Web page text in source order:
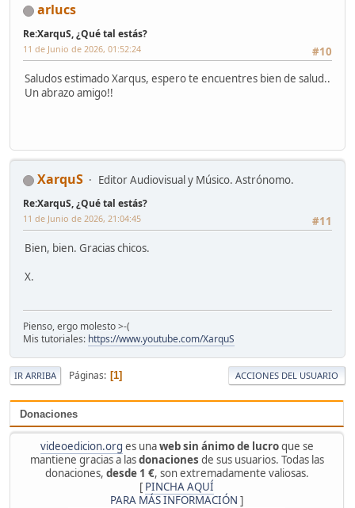
Donaciones
videoedicion.org es unaweb sin ánimo de lucroque se
mantiene gracias a lasdonaciones de sus usuarios. Todas las
donaciones, desde 1 €, son extremadamente valiosas.
[ PINCHA AQUÍ
PARA MÁS INFORMACIÓN ]
arlucs
Re:XarquS, ¿Qué tal estás?
#10
11 de Junio de 2026, 01:52:24
Saludos estimado Xarqus, espero te encuentres bien de salud..
Un abrazo amigo!!
XarquS Editor Audiovisual y Músico. Astrónomo.
Re:XarquS, ¿Qué tal estás?
#11
11 de Junio de 2026, 21:04:45
Bien, bien. Gracias chicos.
X.
Pienso, ergo molesto >-(
Mis tutoriales: https://www.youtube.com/XarquS
IR ARRIBA Páginas 1 ACCIONES DEL USUARIO